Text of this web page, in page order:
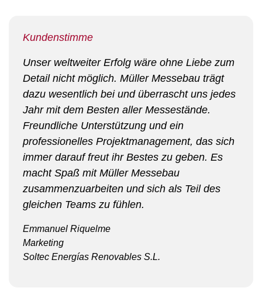
Kundenstimme
Unser weltweiter Erfolg wäre ohne Liebe zum
Detail nicht möglich. Müller Messebau trägt
dazu wesentlich bei und überrascht uns jedes
Jahr mit dem Besten aller Messestände.
Freundliche Unterstützung und ein
professionelles Projektmanagement, das sich
immer darauf freut ihr Bestes zu geben. Es
macht Spaß mit Müller Messebau
zusammenzuarbeiten und sich als Teil des
gleichen Teams zu fühlen.
Emmanuel Riquelme
Marketing
Soltec Energías Renovables S.L.